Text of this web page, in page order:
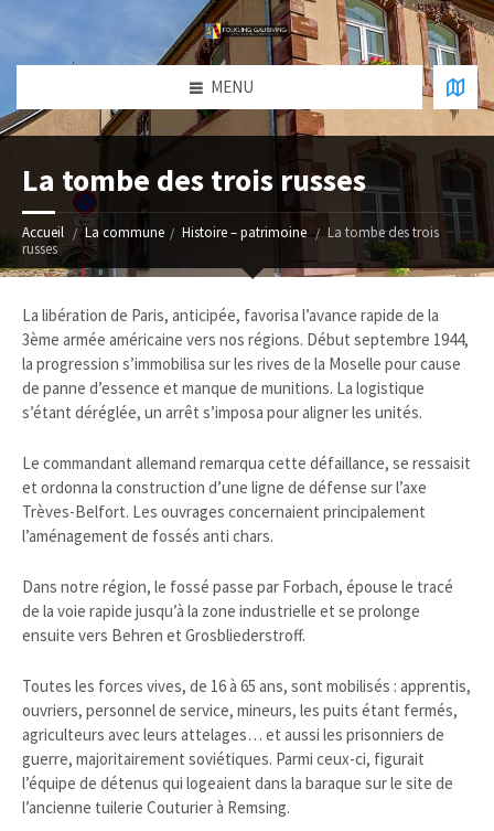
MENU
La tombe des trois russes
Accueil La commune Histoire – patrimoine
La tombe des trois
russes
La libération de Paris, anticipée, favorisa l’avance rapide de la
3ème armée américaine vers nos régions. Début septembre 1944,
la progression s’immobilisa sur les rives de la Moselle pour cause
de panne d’essence et manque de munitions. La logistique
s’étant déréglée, un arrêt s’imposa pour aligner les unités.
Le commandant allemand remarqua cette défaillance, se ressaisit
et ordonna la construction d’une ligne de défense sur l’axe
Trèves-Belfort. Les ouvrages concernaient principalement
l’aménagement de fossés anti chars.
Dans notre région, le fossé passe par Forbach, épouse le tracé
de la voie rapide jusqu’à la zone industrielle et se prolonge
ensuite vers Behren et Grosbliederstroff.
Toutes les forces vives, de 16 à 65 ans, sont mobilisés : apprentis,
ouvriers, personnel de service, mineurs, les puits étant fermés,
agriculteurs avec leurs attelages… et aussi les prisonniers de
guerre, majoritairement soviétiques. Parmi ceux-ci, figurait
l’équipe de détenus qui logeaient dans la baraque sur le site de
l’ancienne tuilerie Couturier à Remsing.